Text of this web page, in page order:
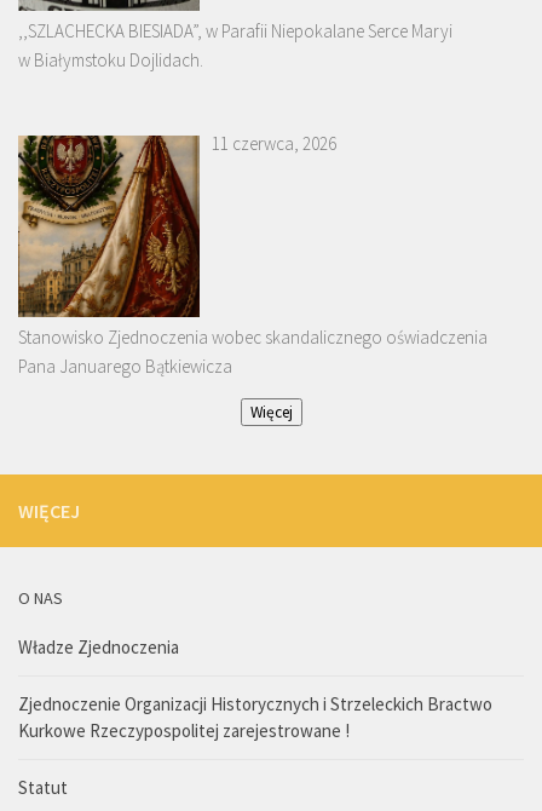
,,SZLACHECKA BIESIADA”, w Parafii Niepokalane Serce Maryi
w Białymstoku Dojlidach.
11 czerwca, 2026
Stanowisko Zjednoczenia wobec skandalicznego oświadczenia
Pana Januarego Bątkiewicza
Więcej
WIĘCEJ
O NAS
Władze Zjednoczenia
Zjednoczenie Organizacji Historycznych i Strzeleckich Bractwo
Kurkowe Rzeczypospolitej zarejestrowane !
Statut